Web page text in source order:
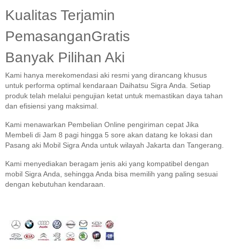
Kualitas Terjamin
PemasanganGratis
Banyak Pilihan Aki
Kami hanya merekomendasi aki resmi yang dirancang khusus
untuk performa optimal kendaraan Daihatsu Sigra Anda. Setiap
produk telah melalui pengujian ketat untuk memastikan daya tahan
dan efisiensi yang maksimal.
Kami menawarkan Pembelian Online pengiriman cepat Jika
Membeli di Jam 8 pagi hingga 5 sore akan datang ke lokasi dan
Pasang aki Mobil Sigra Anda untuk wilayah Jakarta dan Tangerang.
Kami menyediakan beragam jenis aki yang kompatibel dengan
mobil Sigra Anda, sehingga Anda bisa memilih yang paling sesuai
dengan kebutuhan kendaraan.